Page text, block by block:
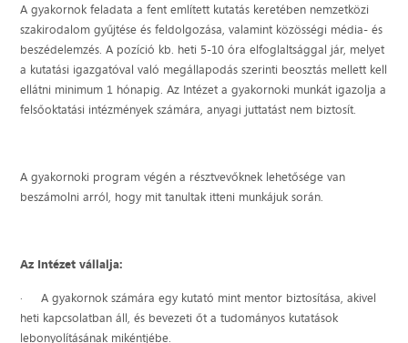
A gyakornok feladata a fent említett kutatás keretében nemzetközi
szakirodalom gyűjtése és feldolgozása, valamint közösségi média- és
beszédelemzés. A pozíció kb. heti 5-10 óra elfoglaltsággal jár, melyet
a kutatási igazgatóval való megállapodás szerinti beosztás mellett kell
ellátni minimum 1 hónapig. Az Intézet a gyakornoki munkát igazolja a
felsőoktatási intézmények számára, anyagi juttatást nem biztosít.
A gyakornoki program végén a résztvevőknek lehetősége van
beszámolni arról, hogy mit tanultak itteni munkájuk során.
Az Intézet vállalja:
· A gyakornok számára egy kutató mint mentor biztosítása, akivel
heti kapcsolatban áll, és bevezeti őt a tudományos kutatások
lebonyolításának mikéntjébe.